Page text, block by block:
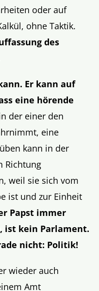
oder auf
ohne Taktik.
des
Er kann auf
eine hörende
der einer den
eine
kann in der
Richtung
weil sie sich vom
ist und zur Einheit
Papst immer
ist kein Parlament.
nicht: Politik!
wieder auch
Amt